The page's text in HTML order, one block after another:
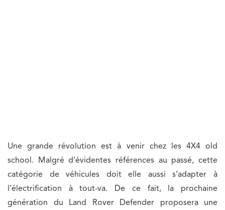
Une grande révolution est à venir chez les 4X4 old
school. Malgré d’évidentes références au passé, cette
catégorie de véhicules doit elle aussi s’adapter à
l’électrification à tout-va. De ce fait, la prochaine
génération du Land Rover Defender proposera une